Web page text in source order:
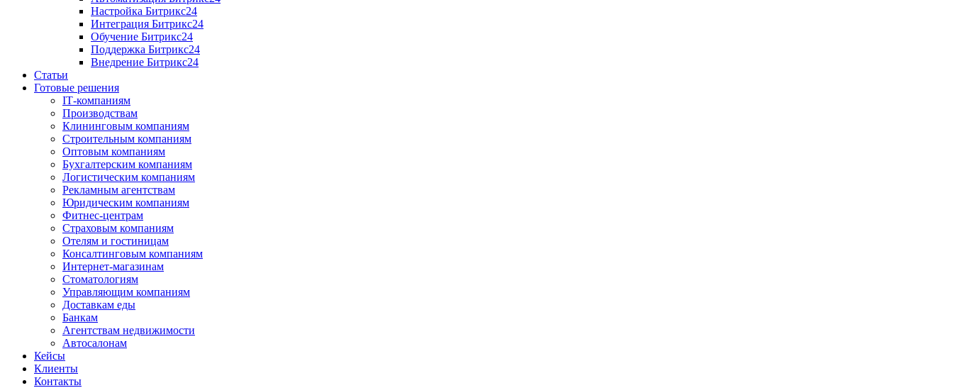
Настройка Битрикс24
Интеграция Битрикс24
Обучение Битрикс24
Поддержка Битрикс24
Внедрение Битрикс24
Статьи
Готовые решения
IT‑компаниям
Производствам
Клининговым компаниям
Строительным компаниям
Оптовым компаниям
Бухгалтерским компаниям
Логистическим компаниям
Рекламным агентствам
Юридическим компаниям
Фитнес-центрам
Страховым компаниям
Отелям и гостиницам
Консалтинговым компаниям
Интернет-магазинам
Стоматологиям
Управляющим компаниям
Доставкам еды
Банкам
Агентствам недвижимости
Автосалонам
Кейсы
Клиенты
Контакты